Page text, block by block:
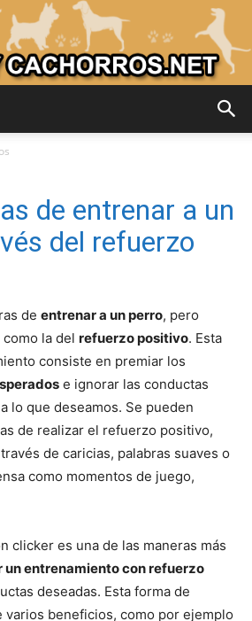
Perros
Razas
–
de entrenar a un
del refuerzo
de entrenar a un perro, pero
la del refuerzo positivo. Esta
consiste en premiar los
e ignorar las conductas
lo que deseamos. Se pueden
de realizar el refuerzo positivo,
de caricias, palabras suaves o
como momentos de juego,
clicker es una de las maneras más
un entrenamiento con refuerzo
deseadas. Esta forma de
beneficios, como por ejemplo